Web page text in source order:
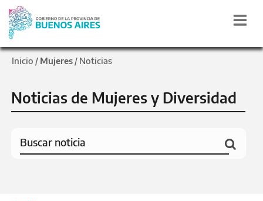
Inicio / Mujeres / Noticias
Noticias de Mujeres y Diversidad